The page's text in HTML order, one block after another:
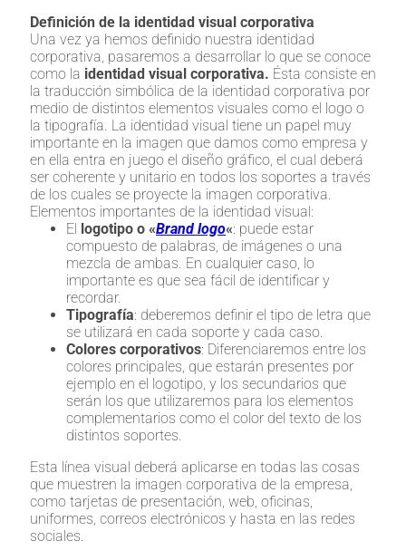
Definición de la identidad visual corporativa
Una vez ya hemos definido nuestra identidad
corporativa, pasaremos a desarrollar lo que se conoce
como la identidad visual corporativa. Ésta consiste en
la traducción simbólica de la identidad corporativa por
medio de distintos elementos visuales como el logo o
la tipografía. La identidad visual tiene un papel muy
importante en la imagen que damos como empresa y
en ella entra en juego el diseño gráfico, el cual deberá
ser coherente y unitario en todos los soportes a través
de los cuales se proyecte la imagen corporativa.
Elementos importantes de la identidad visual:
El logotipo o «Brand logo«: puede estar
compuesto de palabras, de imágenes o una
mezcla de ambas. En cualquier caso, lo
importante es que sea fácil de identificar y
recordar.
Tipografía: deberemos definir el tipo de letra que
se utilizará en cada soporte y cada caso.
Colores corporativos: Diferenciaremos entre los
colores principales, que estarán presentes por
ejemplo en el logotipo, y los secundarios que
serán los que utilizaremos para los elementos
complementarios como el color del texto de los
distintos soportes.
Esta línea visual deberá aplicarse en todas las cosas
que muestren la imagen corporativa de la empresa,
como tarjetas de presentación, web, oficinas,
uniformes, correos electrónicos y hasta en las redes
sociales.